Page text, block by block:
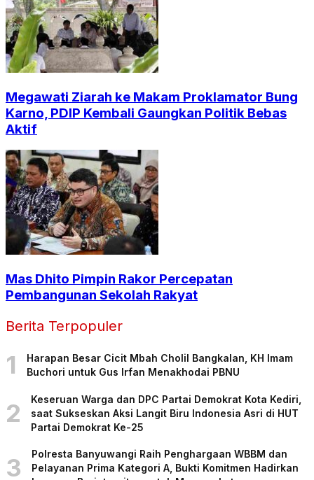
Megawati Ziarah ke Makam Proklamator Bung
Karno, PDIP Kembali Gaungkan Politik Bebas
Aktif
Mas Dhito Pimpin Rakor Percepatan
Pembangunan Sekolah Rakyat
Berita Terpopuler
1
Harapan Besar Cicit Mbah Cholil Bangkalan, KH Imam
Buchori untuk Gus Irfan Menakhodai PBNU
2
Keseruan Warga dan DPC Partai Demokrat Kota Kediri,
saat Sukseskan Aksi Langit Biru Indonesia Asri di HUT
Partai Demokrat Ke-25
3
Polresta Banyuwangi Raih Penghargaan WBBM dan
Pelayanan Prima Kategori A, Bukti Komitmen Hadirkan